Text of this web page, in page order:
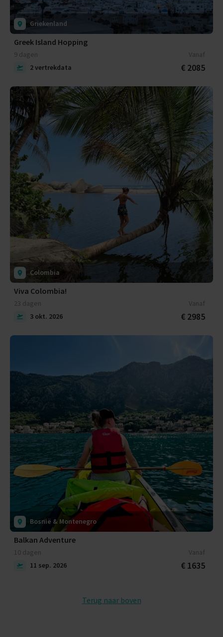
Griekenland
Greek Island Hopping
9 dagen
Vanaf
2 vertrekdata
€ 2085
Colombia
Viva Colombia!
23 dagen
Vanaf
3 okt. 2026
€ 2985
Bosnië & Montenegro
Balkan Adventure
10 dagen
Vanaf
11 sep. 2026
€ 1635
Terug naar boven